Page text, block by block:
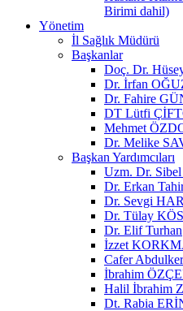
Birimi dahil)
Yönetim
İl Sağlık Müdürü
Başkanlar
Doç. Dr.
Dr. İrfan
Dr. Fahire
DT Lütfi
Mehmet
Dr. Melike
Başkan Yardımcıları
Uzm. Dr.
Dr. Erkan
Dr. Sevgi
Dr. Tülay
Dr. Elif Turhan
İzzet
Cafer
İbrahim
Halil İbrahim
Dt. Rabia